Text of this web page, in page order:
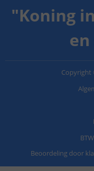
"Koning
Copyright
Beoordeling door